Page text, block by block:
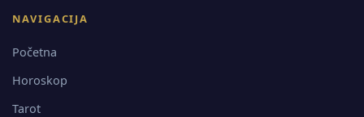
NAVIGACIJA
Početna
Horoskop
Tarot